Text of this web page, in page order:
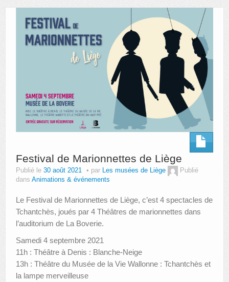
AUTRES LIEUX
ANIMATIONS DES MUSÉES
PUBLICATIONS
LES APPELS À PROJETS
LE PORTAIL DES COLLECTIONS
Festival de Marionnettes de Liège
Publié le 30 août 2021 par Les musées de Liège
Publié
dans Animations & événements
Le Festival de Marionnettes de Liège, c’est 4 spectacles de
Tchantchès, joués par 4 Théâtres de marionnettes dans
l’auditorium de La Boverie.
Samedi 4 septembre 2021
11h : Théâtre à Denis : Blanche-Neige
13h : Théâtre du Musée de la Vie Wallonne : Tchantchès et
la lampe merveilleuse